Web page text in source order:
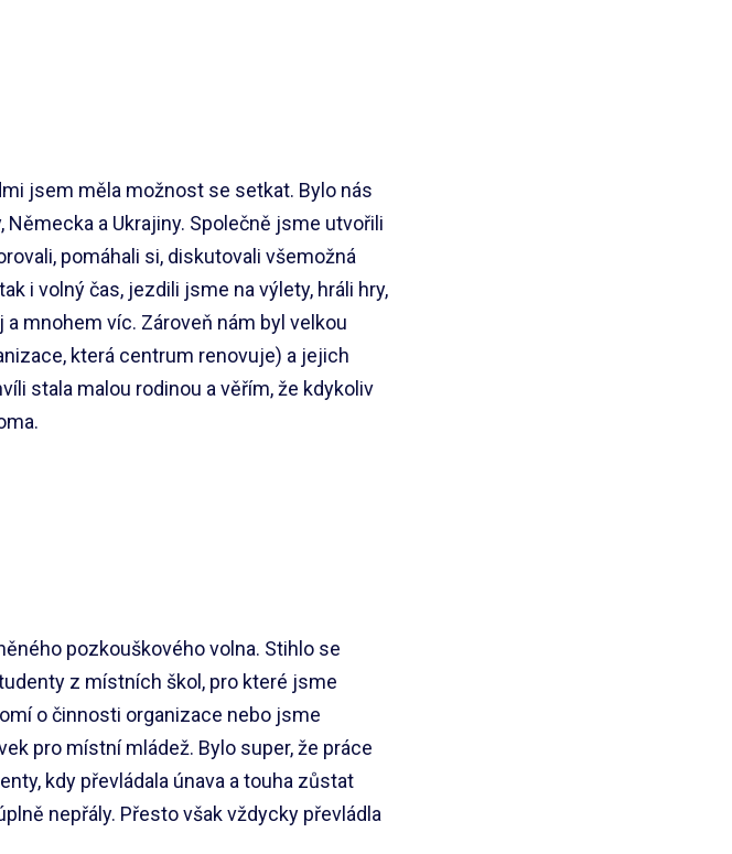
jsem měla možnost se setkat. Bylo nás
a Ukrajiny. Společně jsme utvořili
pomáhali si, diskutovali všemožná
i volný čas, jezdili jsme na výlety, hráli hry,
mnohem víc. Zároveň nám byl velkou
která centrum renovuje) a jejich
stala malou rodinou a věřím, že kdykoliv
pozkouškového volna. Stihlo se
z místních škol, pro které jsme
o činnosti organizace nebo jsme
pro místní mládež. Bylo super, že práce
kdy převládala únava a touha zůstat
nepřály. Přesto však vždycky převládla